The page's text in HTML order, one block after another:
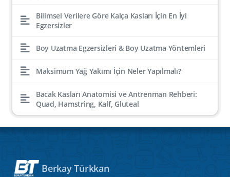
Bilimsel Verilere Göre Kalça Kasları İçin En İyi
Egzersizler
Boy Uzatma Egzersizleri & Boy Uzatma Yöntemleri
Maksimum Yağ Yakımı İçin Neler Yapılmalı?
Bacak Kasları Anatomisi ve Antrenman Rehberi:
Quad, Hamstring, Kalf, Gluteal
Berkay Türkkan